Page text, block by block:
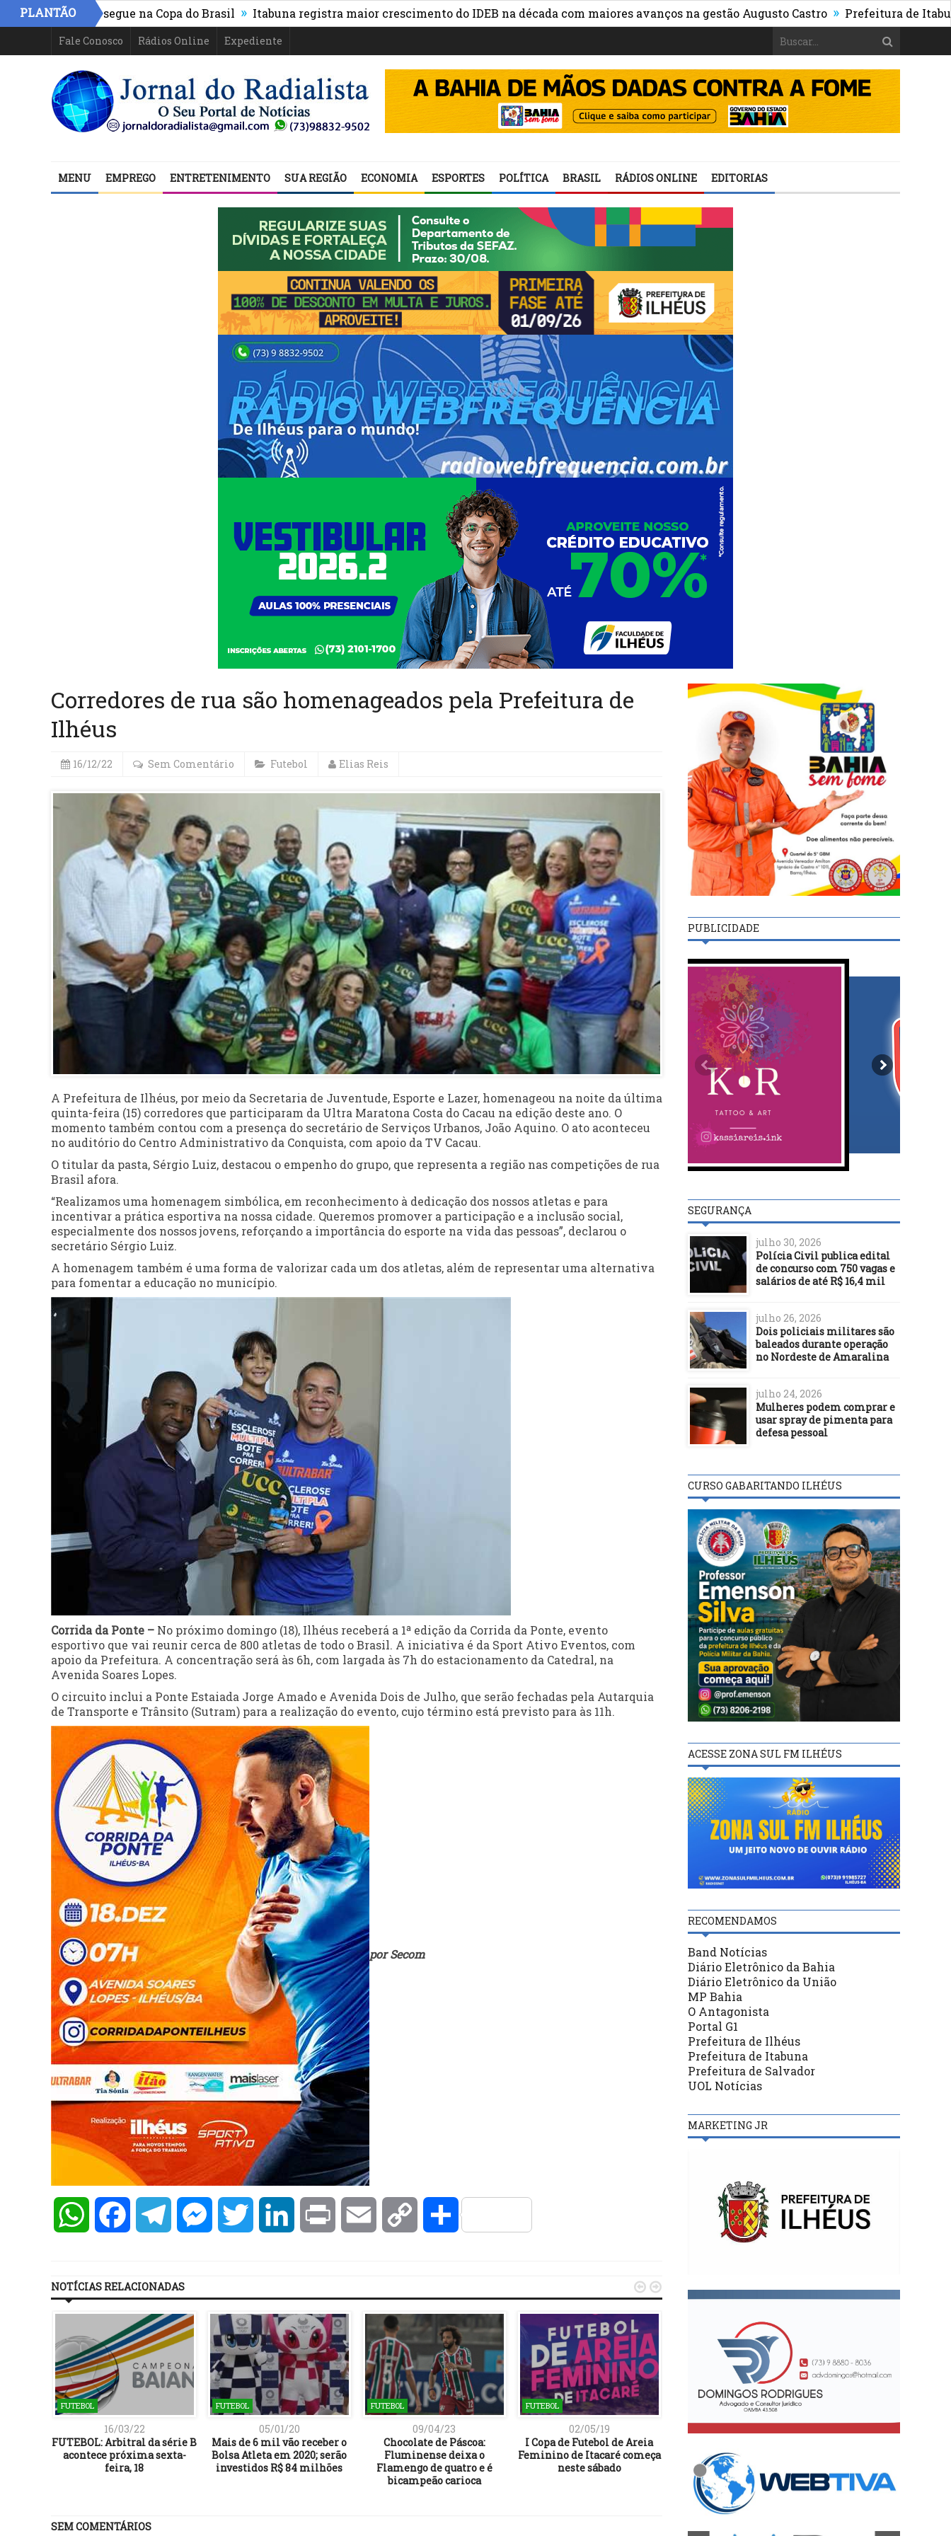
PLANTÃO
PR e segue na Copa do Brasil » Itabuna registra maior crescimento do IDEB na década com maiores avanços na gestão Augusto Castro » Prefeitura de Itabuna
Fale Conosco Rádios Online Expediente
MENU EMPREGO ENTRETENIMENTO SUA REGIÃO ECONOMIA ESPORTES POLÍTICA BRASIL RÁDIOS ONLINE EDITORIAS
Corredores de rua são homenageados pela Prefeitura de
Ilhéus
16/12/22 Sem Comentário Futebol Elias Reis
A Prefeitura de Ilhéus, por meio da Secretaria de Juventude, Esporte e Lazer, homenageou na noite da última
quinta-feira (15) corredores que participaram da Ultra Maratona Costa do Cacau na edição deste ano. O
momento também contou com a presença do secretário de Serviços Urbanos, João Aquino. O ato aconteceu
no auditório do Centro Administrativo da Conquista, com apoio da TV Cacau.
O titular da pasta, Sérgio Luiz, destacou o empenho do grupo, que representa a região nas competições de rua
Brasil afora.
“Realizamos uma homenagem simbólica, em reconhecimento à dedicação dos nossos atletas e para
incentivar a prática esportiva na nossa cidade. Queremos promover a participação e a inclusão social,
especialmente dos nossos jovens, reforçando a importância do esporte na vida das pessoas”, declarou o
secretário Sérgio Luiz.
A homenagem também é uma forma de valorizar cada um dos atletas, além de representar uma alternativa
para fomentar a educação no município.
Corrida da Ponte – No próximo domingo (18), Ilhéus receberá a 1ª edição da Corrida da Ponte, evento
esportivo que vai reunir cerca de 800 atletas de todo o Brasil. A iniciativa é da Sport Ativo Eventos, com
apoio da Prefeitura. A concentração será às 6h, com largada às 7h do estacionamento da Catedral, na
Avenida Soares Lopes.
O circuito inclui a Ponte Estaiada Jorge Amado e Avenida Dois de Julho, que serão fechadas pela Autarquia
de Transporte e Trânsito (Sutram) para a realização do evento, cujo término está previsto para às 11h.
por Secom
WhatsAppFacebookTelegramMessengerTwitter LinkedInPrint Email Copy Compartilhar
NOTÍCIAS RELACIONADAS
FUTEBOL
16/03/22
FUTEBOL: Arbitral da série B
acontece próxima sexta-
feira, 18
FUTEBOL
05/01/20
Mais de 6 mil vão receber o
Bolsa Atleta em 2020; serão
investidos R$ 84 milhões
FUTEBOL
09/04/23
Chocolate de Páscoa:
Fluminense deixa o
Flamengo de quatro e é
bicampeão carioca
FUTEBOL
02/05/19
I Copa de Futebol de Areia
Feminino de Itacaré começa
neste sábado
do River Plate é convertida
em preventiva
 
SEM COMENTÁRIOS
PUBLICIDADE
SEGURANÇA
julho 30, 2026
Polícia Civil publica edital
de concurso com 750 vagas e
salários de até R$ 16,4 mil
julho 26, 2026
Dois policiais militares são
baleados durante operação
no Nordeste de Amaralina
julho 24, 2026
Mulheres podem comprar e
usar spray de pimenta para
defesa pessoal
CURSO GABARITANDO ILHÉUS
ACESSE ZONA SUL FM ILHÉUS
RECOMENDAMOS
Band Notícias
Diário Eletrônico da Bahia
Diário Eletrônico da União
MP Bahia
O Antagonista
Portal G1
Prefeitura de Ilhéus
Prefeitura de Itabuna
Prefeitura de Salvador
UOL Notícias
MARKETING JR